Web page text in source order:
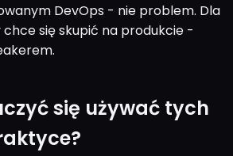
DevOps - nie problem. Dla
się skupić na produkcie -
się używać tych